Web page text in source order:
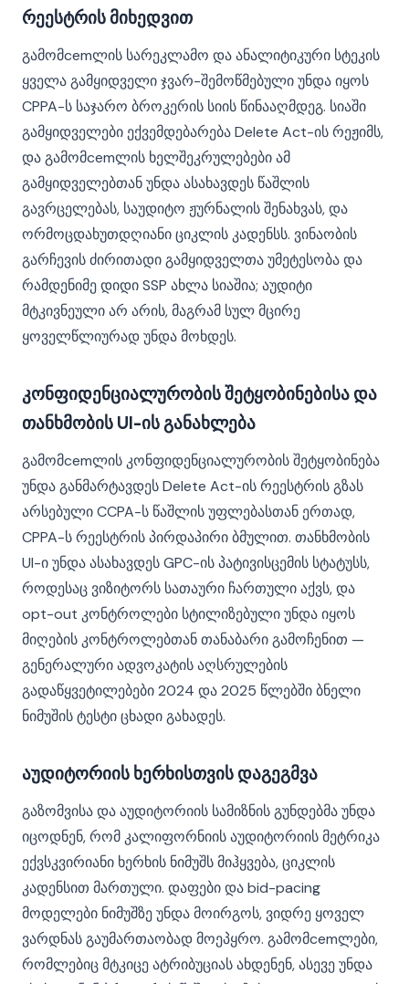
რეესტრის მიხედვით
გამომcemლის სარეკლამო და ანალიტიკური სტეკის
ყველა გამყიდველი ჯვარ-შემოწმებული უნდა იყოს
CPPA-ს საჯარო ბროკერის სიის წინააღმდეგ. სიაში
გამყიდველები ექვემდებარება Delete Act-ის რეჟიმს,
და გამომcemლის ხელშეკრულებები ამ
გამყიდველებთან უნდა ასახავდეს წაშლის
გავრცელებას, საუდიტო ჟურნალის შენახვას, და
ორმოცდახუთდღიანი ციკლის კადენსს. ვინაობის
გარჩევის ძირითადი გამყიდველთა უმეტესობა და
რამდენიმე დიდი SSP ახლა სიაშია; აუდიტი
მტკივნეული არ არის, მაგრამ სულ მცირე
ყოველწლიურად უნდა მოხდეს.
კონფიდენციალურობის შეტყობინებისა და
თანხმობის UI-ის განახლება
გამომcemლის კონფიდენციალურობის შეტყობინება
უნდა განმარტავდეს Delete Act-ის რეესტრის გზას
არსებული CCPA-ს წაშლის უფლებასთან ერთად,
CPPA-ს რეესტრის პირდაპირი ბმულით. თანხმობის
UI-ი უნდა ასახავდეს GPC-ის პატივისცემის სტატუსს,
როდესაც ვიზიტორს სათაური ჩართული აქვს, და
opt-out კონტროლები სტილიზებული უნდა იყოს
მიღების კონტროლებთან თანაბარი გამოჩენით —
გენერალური ადვოკატის აღსრულების
გადაწყვეტილებები 2024 და 2025 წლებში ბნელი
ნიმუშის ტესტი ცხადი გახადეს.
აუდიტორიის ხერხისთვის დაგეგმვა
გაზომვისა და აუდიტორიის სამიზნის გუნდებმა უნდა
იცოდნენ, რომ კალიფორნიის აუდიტორიის მეტრიკა
ექვსკვირიანი ხერხის ნიმუშს მიჰყვება, ციკლის
კადენსით მართული. დაფები და bid-pacing
მოდელები ნიმუშზე უნდა მოირგოს, ვიდრე ყოველ
ვარდნას გაუმართაობად მოეპყრო. გამომcemლები,
რომლებიც მტკიცე ატრიბუციას ახდენენ, ასევე უნდა